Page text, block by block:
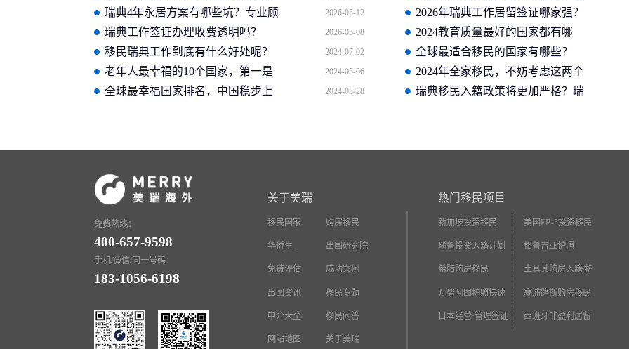
选择机构？
你如何识别靠谱的中介公司
瑞典4年永居方案有哪些坑？专业顾
问带你深入剖析避雷技巧
2026-05-12
2026年瑞典工作居留签证哪家强？
盘点口碑好的实力移民机构
瑞典工作签证办理收费透明吗？ 2026-05-08
2024教育质量最好的国家都有哪
些？
移民瑞典工作到底有什么好处呢？ 2024-07-02 全球最适合移民的国家有哪些？
老年人最幸福的10个国家，第一是
北欧小国！
2024-05-06
2024年全家移民，不妨考虑这两个
国家
全球最幸福国家排名，中国稳步上
2024-03-28
瑞典移民入籍政策将更加严格？瑞
免费热线：
400-657-9598
手机/微信/同一号码：
183-1056-6198
关于美瑞
移民国家 购房移民
华侨生 出国研究院
免费评估 成功案例
出国资讯 移民专题
中介大全 移民问答
网站地图 关于美瑞
热门移民项目
新加坡投资移民 美国EB-5投资移民
瑙鲁投资入籍计划 格鲁吉亚护照
希腊购房移民 土耳其购房入籍/护
照
瓦努阿图护照快速
入籍
塞浦路斯购房移民
日本经营·管理签证 西班牙非盈利居留